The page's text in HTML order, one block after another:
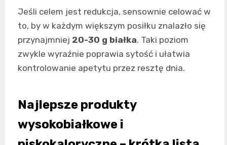
Jeśli celem jest redukcja, sensownie celować w
to, by w każdym większym posiłku znalazło się
przynajmniej 20-30 g białka. Taki poziom
zwykle wyraźnie poprawia sytość i ułatwia
kontrolowanie apetytu przez resztę dnia.
Najlepsze produkty
wysokobiałkowe i